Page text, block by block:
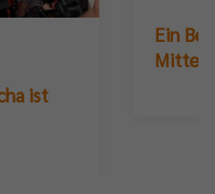
ist
Ein